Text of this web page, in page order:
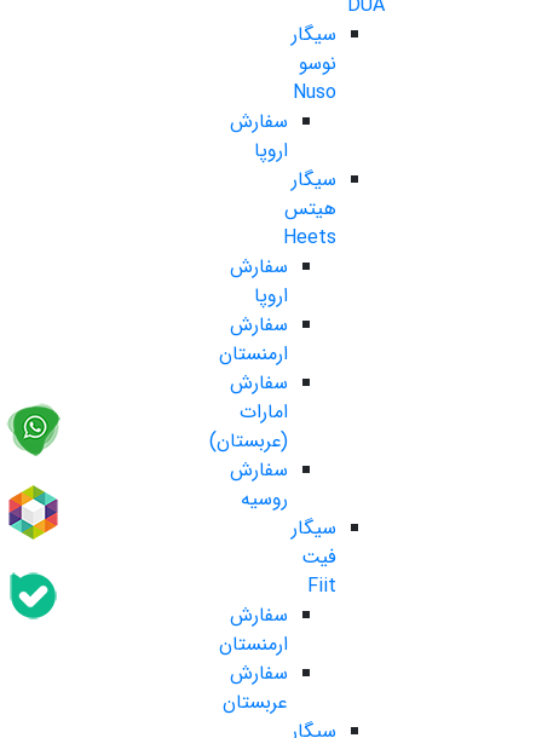
سیگار
نوسو
Nuso
سفارش
اروپا
سیگار
هیتس
Heets
سفارش
اروپا
سفارش
ارمنستان
سفارش
امارات
(عربستان)
سفارش
روسیه
سیگار
فیت
Fiit
سفارش
ارمنستان
سفارش
عربستان
سیگار